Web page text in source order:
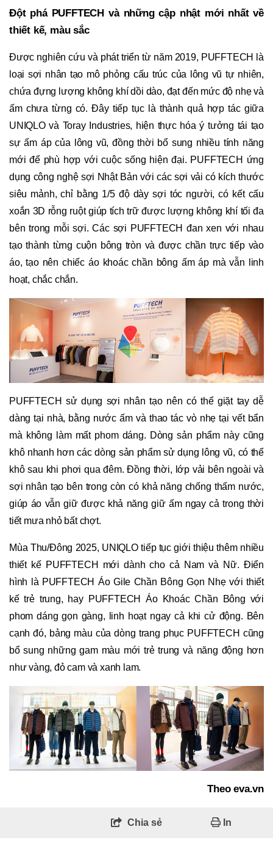
Đột phá PUFFTECH và những cập nhật mới nhất về
thiết kế, màu sắc
Được nghiên cứu và phát triển từ năm 2019, PUFFTECH là
loại sợi nhân tạo mô phỏng cấu trúc của lông vũ tự nhiên,
chứa đựng lượng không khí dồi dào, đạt đến mức độ nhẹ và
ấm chưa từng có. Đây tiếp tục là thành quả hợp tác giữa
UNIQLO và Toray Industries, hiện thực hóa ý tưởng tái tạo
sự ấm áp của lông vũ, đồng thời bổ sung nhiều tính năng
mới để phù hợp với cuộc sống hiện đại. PUFFTECH ứng
dụng công nghệ sợi Nhật Bản với các sợi vải có kích thước
siêu mảnh, chỉ bằng 1/5 độ dày sợi tóc người, có kết cấu
xoắn 3D rỗng ruột giúp tích trữ được lượng không khí tối đa
bên trong mỗi sợi. Các sợi PUFFTECH đan xen với nhau
tạo thành từng cuộn bông tròn và được chần trực tiếp vào
áo, tạo nên chiếc áo khoác chần bông ấm áp mà vẫn linh
hoạt, chắc chắn.
PUFFTECH sử dụng sợi nhân tạo nên có thể giặt tay dễ
dàng tại nhà, bằng nước ấm và thao tác vò nhẹ tại vết bẩn
mà không làm mất phom dáng. Dòng sản phẩm này cũng
khô nhanh hơn các dòng sản phẩm sử dụng lông vũ, có thể
khô sau khi phơi qua đêm. Đồng thời, lớp vải bên ngoài và
sợi nhân tạo bên trong còn có khả năng chống thấm nước,
giúp áo vẫn giữ được khả năng giữ ấm ngay cả trong thời
tiết mưa nhỏ bất chợt.
Mùa Thu/Đông 2025, UNIQLO tiếp tục giới thiệu thêm nhiều
thiết kế PUFFTECH mới dành cho cả Nam và Nữ. Điển
hình là PUFFTECH Áo Gile Chần Bông Gọn Nhẹ với thiết
kế trẻ trung, hay PUFFTECH Áo Khoác Chần Bông với
phom dáng gọn gàng, linh hoạt ngay cả khi cử động. Bên
cạnh đó, bảng màu của dòng trang phục PUFFTECH cũng
bổ sung những gam màu mới trẻ trung và năng động hơn
như vàng, đỏ cam và xanh lam.
Theo eva.vn
Chia sẻ In